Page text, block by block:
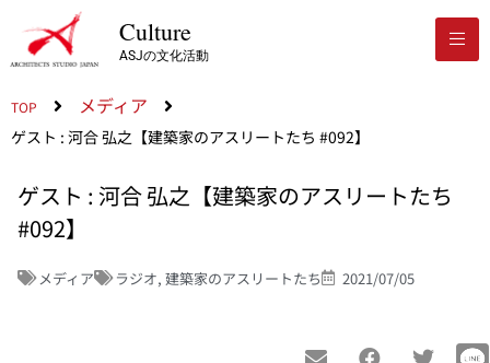
Culture
ASJの文化活動
TOP メディア
ゲスト : 河合 弘之【建築家のアスリートたち #092】
ゲスト : 河合 弘之【建築家のアスリートたち
#092】
メディア ラジオ, 建築家のアスリートたち 2021/07/05